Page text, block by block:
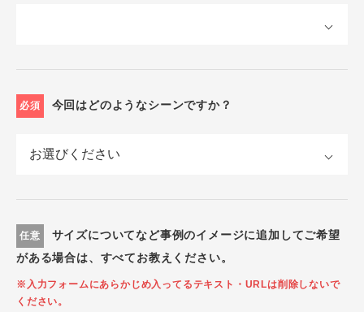
必須 今回はどのようなシーンですか？
任意
サイズについてなど事例のイメージに追加してご希望
がある場合は、すべてお教えください。
※入力フォームにあらかじめ入ってるテキスト・URLは削除しないで
ください。